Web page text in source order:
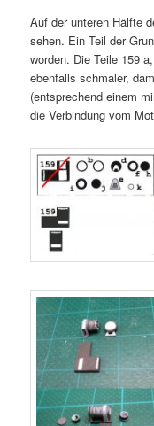
Auf der unteren Hälfte
sehen. Ein Teil der
worden. Die Teile 159
ebenfalls schmaler,
(entsprechend einem
die Verbindung vom